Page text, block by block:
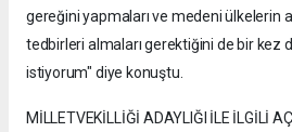
gereğini yapmaları ve medeni ülkelerin
tedbirleri almaları gerektiğini de bir kez
istiyorum" diye konuştu.
MİLLETVEKİLLİĞİ ADAYLIĞI İLE İLGİLİ